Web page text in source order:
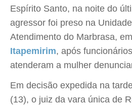
Espírito Santo, na noite do
agressor foi preso na
Atendimento do Marbrasa, em
Itapemirim, após
atenderam a mulher
Em decisão expedida na
(13), o juiz da vara única de